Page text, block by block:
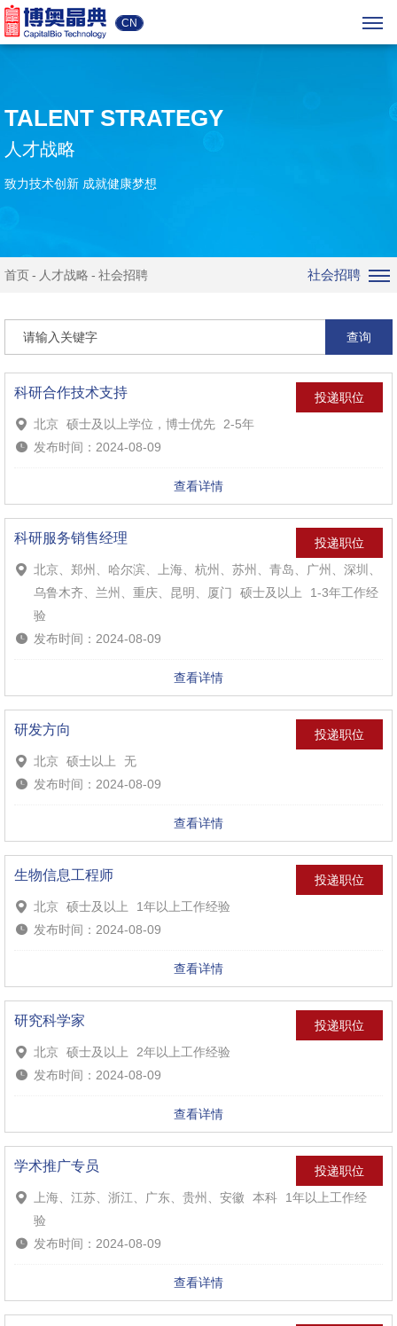
CN
TALENT STRATEGY
人才战略
致力技术创新 成就健康梦想
首页 人才战略 社会招聘 社会招聘
查询
投递职位
科研合作技术支持
北京 硕士及以上学位，博士优先
2-5年
发布时间：2024-08-09
查看详情
投递职位
科研服务销售经理
北京、郑州、哈尔滨、上海、杭州、苏州、青岛、广州、深圳、
乌鲁木齐、兰州、重庆、昆明、厦门
硕士及以上
1-3年工作经
验
发布时间：2024-08-09
查看详情
投递职位
研发方向
北京 硕士以上
无
发布时间：2024-08-09
查看详情
投递职位
生物信息工程师
北京 硕士及以上
1年以上工作经验
发布时间：2024-08-09
查看详情
投递职位
研究科学家
北京 硕士及以上
2年以上工作经验
发布时间：2024-08-09
查看详情
投递职位
学术推广专员
上海、江苏、浙江、广东、贵州、安徽 本科
1年以上工作经
验
发布时间：2024-08-09
查看详情